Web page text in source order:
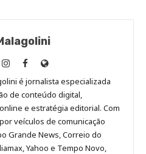
Anny
Malagolini
no
Instagram
Anny
Malagolini
no
Facebook
Site
de
Anny
Malagolini
é jornalista especializada
de conteúdo digital,
e estratégia editorial. Com
veículos de comunicação
Grande News, Correio do
Yahoo e Tempo Novo,